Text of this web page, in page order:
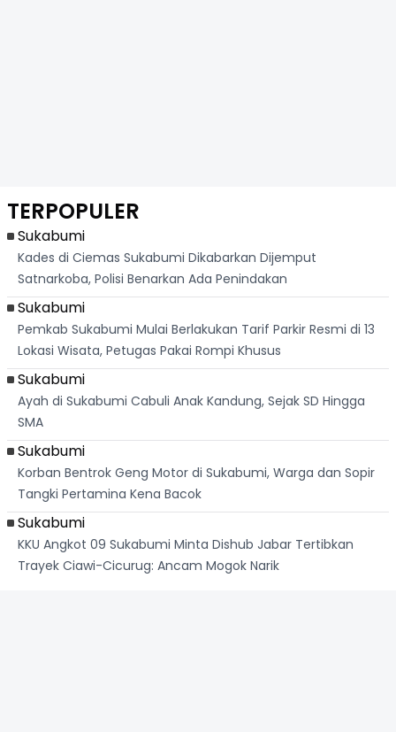
TERPOPULER
Sukabumi
Kades di Ciemas Sukabumi Dikabarkan Dijemput
Satnarkoba, Polisi Benarkan Ada Penindakan
Sukabumi
Pemkab Sukabumi Mulai Berlakukan Tarif Parkir Resmi di 13
Lokasi Wisata, Petugas Pakai Rompi Khusus
Sukabumi
Ayah di Sukabumi Cabuli Anak Kandung, Sejak SD Hingga
SMA
Sukabumi
Korban Bentrok Geng Motor di Sukabumi, Warga dan Sopir
Tangki Pertamina Kena Bacok
Sukabumi
KKU Angkot 09 Sukabumi Minta Dishub Jabar Tertibkan
Trayek Ciawi-Cicurug: Ancam Mogok Narik